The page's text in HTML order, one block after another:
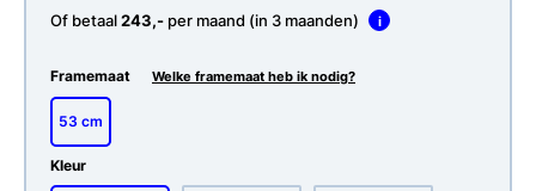
Of betaal243,- per maand (in 3 maanden) i
Framemaat Welke framemaat heb ik nodig?
53 cm
Kleur